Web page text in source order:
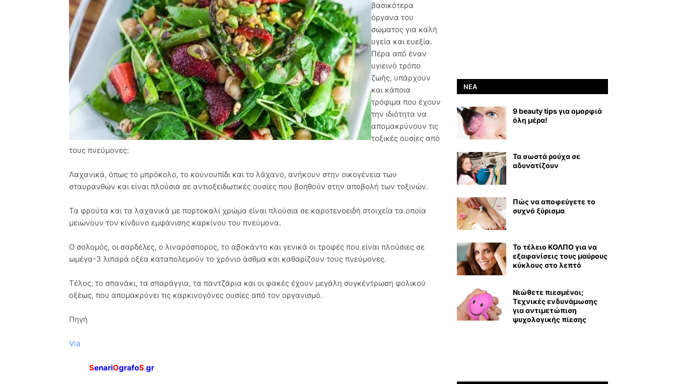
βασικότερα
όργανα του
σώματος για καλή
υγεία και ευεξία.
Πέρα από έναν
υγιεινό τρόπο
ζωής, υπάρχουν
και κάποια
τρόφιμα που έχουν
την ιδιότητα να
απομακρύνουν τις
τοξικές ουσίες από
τους πνεύμονες:
Λαχανικά, όπως το μπρόκολο, το κουνουπίδι και το λάχανο, ανήκουν στην οικογένεια των
σταυρανθών και είναι πλούσια σε αντιοξειδωτικές ουσίες που βοηθούν στην αποβολή των τοξινών.
Τα φρούτα και τα λαχανικά με πορτοκαλί χρώμα είναι πλούσια σε καροτενοειδή στοιχεία τα οποία
μειώνουν τον κίνδυνο εμφάνισης καρκίνου του πνεύμονα.
Ο σολομός, οι σαρδέλες, ο λιναρόσπορος, το αβοκάντο και γενικά οι τροφές που είναι πλούσιες σε
ωμέγα-3 λιπαρά οξέα καταπολεμούν το χρόνιο άσθμα και καθαρίζουν τους πνεύμονες.
Τέλος, το σπανάκι, τα σπαράγγια, τα παντζάρια και οι φακές έχουν μεγάλη συγκέντρωση φολικού
οξέως, που απομακρύνει τις καρκινογόνες ουσίες από τον οργανισμό.
Πηγή
Via
SenariOgrafoS.gr
ΝΈΑ
9 beauty tips για ομορφιά
όλη μέρα!
Τα σωστά ρούχα σε
αδυνατίζουν
Πώς να αποφεύγετε το
συχνό ξύρισμα
Το τέλειο ΚΟΛΠΟ για να
εξαφανίσεις τους μαύρους
κύκλους στο λεπτό
Νιώθετε πιεσμένοι;
Τεχνικές ενδυνάμωσης
για αντιμετώπιση
ψυχολογικής πίεσης